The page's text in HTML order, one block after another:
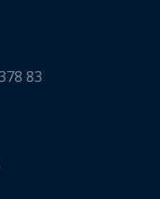
83